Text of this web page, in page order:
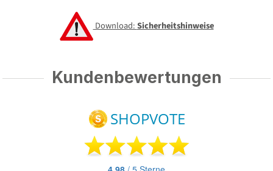
Download:Sicherheitshinweise
Kundenbewertungen